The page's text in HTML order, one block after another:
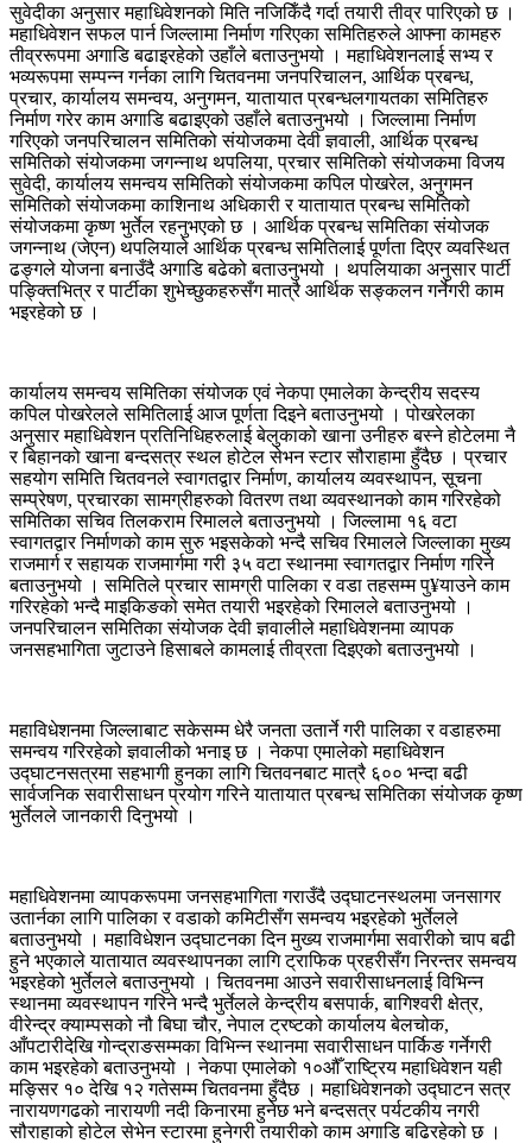
सुवेदीका अनुसार महाधिवेशनको मिति नजिकिँदै गर्दा तयारी तीव्र पारिएको छ ।
महाधिवेशन सफल पार्न जिल्लामा निर्माण गरिएका समितिहरुले आफ्ना कामहरु
तीव्ररूपमा अगाडि बढाइरहेको उहाँले बताउनुभयो । महाधिवेशनलाई सभ्य र
भव्यरूपमा सम्पन्न गर्नका लागि चितवनमा जनपरिचालन, आर्थिक प्रबन्ध,
प्रचार, कार्यालय समन्वय, अनुगमन, यातायात प्रबन्धलगायतका समितिहरु
निर्माण गरेर काम अगाडि बढाइएको उहाँले बताउनुभयो । जिल्लामा निर्माण
गरिएको जनपरिचालन समितिको संयोजकमा देवी ज्ञवाली, आर्थिक प्रबन्ध
समितिको संयोजकमा जगन्नाथ थपलिया, प्रचार समितिको संयोजकमा विजय
सुवेदी, कार्यालय समन्वय समितिको संयोजकमा कपिल पोखरेल, अनुगमन
समितिको संयोजकमा काशिनाथ अधिकारी र यातायात प्रबन्ध समितिको
संयोजकमा कृष्ण भुर्तेल रहनुभएको छ । आर्थिक प्रबन्ध समितिका संयोजक
जगन्नाथ (जेएन) थपलियाले आर्थिक प्रबन्ध समितिलाई पूर्णता दिएर व्यवस्थित
ढङ्गले योजना बनाउँदै अगाडि बढेको बताउनुभयो । थपलियाका अनुसार पार्टी
पङ्क्तिभित्र र पार्टीका शुभेच्छुकहरुसँग मात्रै आर्थिक सङ्कलन गर्नेगरी काम
भइरहेको छ ।
कार्यालय समन्वय समितिका संयोजक एवं नेकपा एमालेका केन्द्रीय सदस्य
कपिल पोखरेलले समितिलाई आज पूर्णता दिइने बताउनुभयो । पोखरेलका
अनुसार महाधिवेशन प्रतिनिधिहरुलाई बेलुकाको खाना उनीहरु बस्ने होटेलमा नै
र बिहानको खाना बन्दसत्र स्थल होटेल सेभन स्टार सौराहामा हुँदैछ । प्रचार
सहयोग समिति चितवनले स्वागतद्वार निर्माण, कार्यालय व्यवस्थापन, सूचना
सम्प्रेषण, प्रचारका सामग्रीहरुको वितरण तथा व्यवस्थानको काम गरिरहेको
समितिका सचिव तिलकराम रिमालले बताउनुभयो । जिल्लामा १६ वटा
स्वागतद्वार निर्माणको काम सुरु भइसकेको भन्दै सचिव रिमालले जिल्लाका मुख्य
राजमार्ग र सहायक राजमार्गमा गरी ३५ वटा स्थानमा स्वागतद्वार निर्माण गरिने
बताउनुभयो । समितिले प्रचार सामग्री पालिका र वडा तहसम्म पु¥याउने काम
गरिरहेको भन्दै माइकिङको समेत तयारी भइरहेको रिमालले बताउनुभयो ।
जनपरिचालन समितिका संयोजक देवी ज्ञवालीले महाधिवेशनमा व्यापक
जनसहभागिता जुटाउने हिसाबले कामलाई तीव्रता दिइएको बताउनुभयो ।
महाविधेशनमा जिल्लाबाट सकेसम्म धेरै जनता उतार्ने गरी पालिका र वडाहरुमा
समन्वय गरिरहेको ज्ञवालीको भनाइ छ । नेकपा एमालेको महाधिवेशन
उद्घाटनसत्रमा सहभागी हुनका लागि चितवनबाट मात्रै ६०० भन्दा बढी
सार्वजनिक सवारीसाधन प्रयोग गरिने यातायात प्रबन्ध समितिका संयोजक कृष्ण
भुर्तेलले जानकारी दिनुभयो ।
महाधिवेशनमा व्यापकरूपमा जनसहभागिता गराउँदै उद्घाटनस्थलमा जनसागर
उतार्नका लागि पालिका र वडाको कमिटीसँग समन्वय भइरहेको भुर्तेलले
बताउनुभयो । महाविधेशन उद्घाटनका दिन मुख्य राजमार्गमा सवारीको चाप बढी
हुने भएकाले यातायात व्यवस्थापनका लागि ट्राफिक प्रहरीसँग निरन्तर समन्वय
भइरहेको भुर्तेलले बताउनुभयो । चितवनमा आउने सवारीसाधनलाई विभिन्न
स्थानमा व्यवस्थापन गरिने भन्दै भुर्तेलले केन्द्रीय बसपार्क, बागिश्वरी क्षेत्र,
वीरेन्द्र क्याम्पसको नौ बिघा चौर, नेपाल ट्रष्टको कार्यालय बेलचोक,
आँपटारीदेखि गोन्द्राङसम्मका विभिन्न स्थानमा सवारीसाधन पार्किङ गर्नेगरी
काम भइरहेको बताउनुभयो । नेकपा एमालेको १०औँ राष्ट्रिय महाधिवेशन यही
मङ्सिर १० देखि १२ गतेसम्म चितवनमा हुँदैछ । महाधिवेशनको उद्घाटन सत्र
नारायणगढको नारायणी नदी किनारमा हुनेछ भने बन्दसत्र पर्यटकीय नगरी
सौराहाको होटेल सेभेन स्टारमा हुनेगरी तयारीको काम अगाडि बढिरहेको छ ।